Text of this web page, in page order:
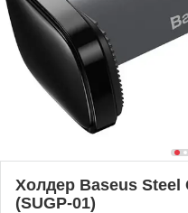
Холдер Baseus Steel
(SUGP-01)